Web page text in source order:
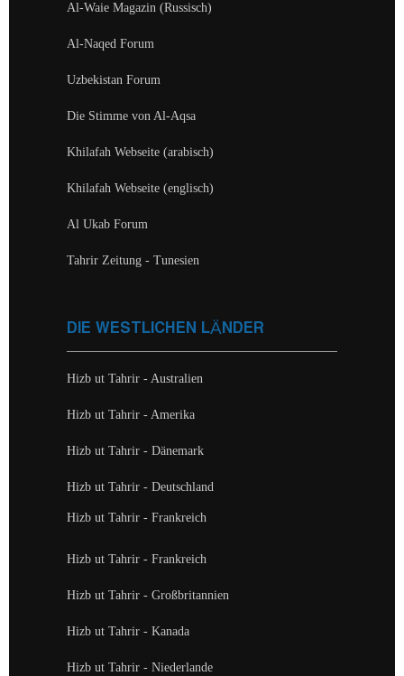
Al-Waie Magazin (Russisch)
Al-Naqed Forum
Uzbekistan Forum
Die Stimme von Al-Aqsa
Khilafah Webseite (arabisch)
Khilafah Webseite (englisch)
Al Ukab Forum
Tahrir Zeitung - Tunesien
DIE WESTLICHEN LÄNDER
Hizb ut Tahrir - Australien
Hizb ut Tahrir - Amerika
Hizb ut Tahrir - Dänemark
Hizb ut Tahrir - Deutschland
Hizb ut Tahrir - Frankreich
Hizb ut Tahrir - Frankreich
Hizb ut Tahrir - Großbritannien
Hizb ut Tahrir - Kanada
Hizb ut Tahrir - Niederlande